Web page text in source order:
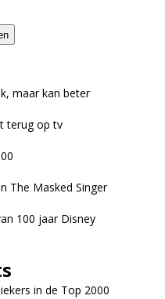
maar kan beter
terug op tv
The Masked Singer
100 jaar Disney
in de Top 2000